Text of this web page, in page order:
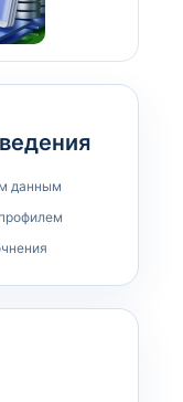
данным